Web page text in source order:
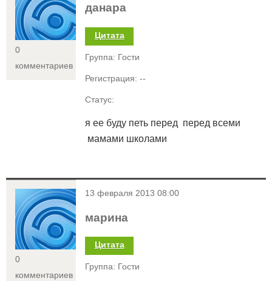
0
комментариев
данара
Цитата
Группа: Гости
Регистрация: --
Статус:
я ее буду петь перед перед всеми
мамами школами
<
0
комментариев
13 февраля 2013 08:00
марина
Цитата
Группа: Гости